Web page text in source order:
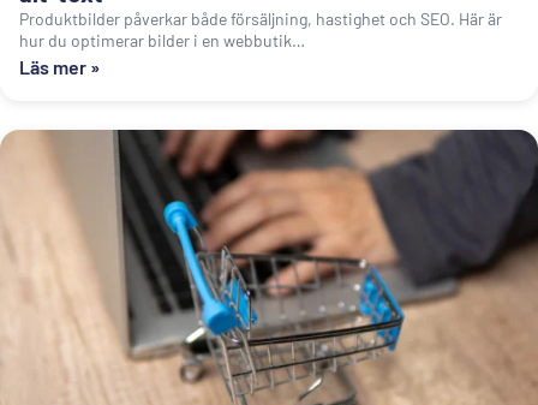
Produktbilder påverkar både försäljning, hastighet och SEO. Här är
hur du optimerar bilder i en webbutik…
Läs mer »